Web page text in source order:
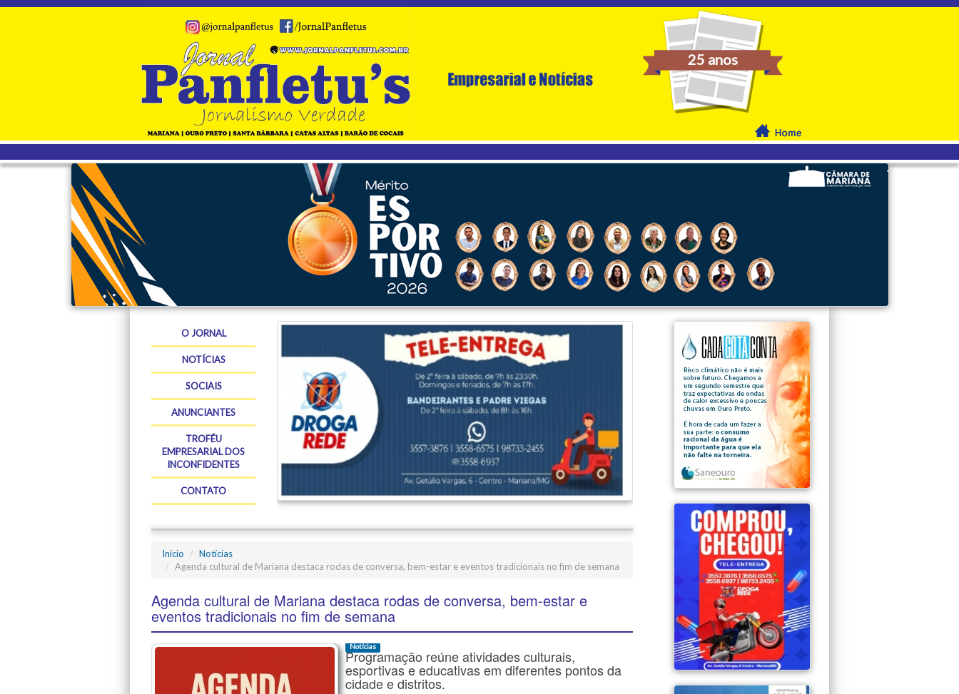
25 anos
O JORNAL
NOTÍCIAS
SOCIAIS
ANUNCIANTES
TROFÉU
EMPRESARIAL DOS
INCONFIDENTES
CONTATO
Início
Notícias
Agenda cultural de Mariana destaca rodas de conversa, bem-estar e eventos tradicionais no fim de semana
Agenda cultural de Mariana destaca rodas de conversa, bem-estar e
eventos tradicionais no fim de semana
Notícias
Programação reúne atividades culturais,
esportivas e educativas em diferentes pontos da
cidade e distritos.